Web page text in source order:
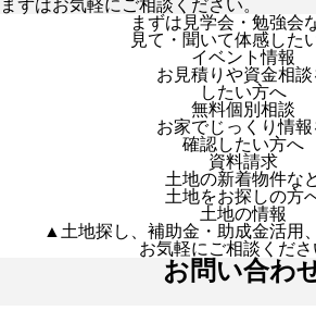
まずはお気軽にご相談ください。
まずは見学会・勉強会
見て・聞いて体感した
イベント情報
お見積りや資金相談
したい方へ
無料個別相談
お家でじっくり情報
確認したい方へ
資料請求
土地の新着物件な
土地をお探しの方
土地の情報
▲土地探し、補助金・助成金活用
お気軽にご相談くださ
お問い合わ